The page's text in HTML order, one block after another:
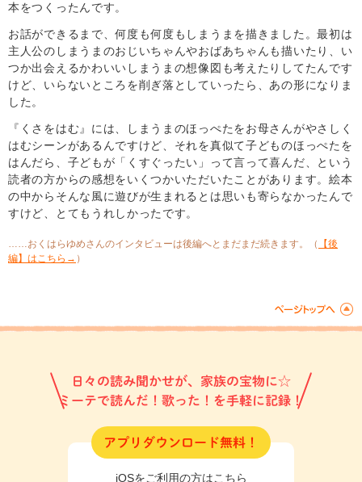
本をつくったんです。
お話ができるまで、何度も何度もしまうまを描きました。最初は
主人公のしまうまのおじいちゃんやおばあちゃんも描いたり、い
つか出会えるかわいいしまうまの想像図も考えたりしてたんです
けど、いらないところを削ぎ落としていったら、あの形になりま
した。
『くさをはむ』には、しまうまのほっぺたをお母さんがやさしく
はむシーンがあるんですけど、それを真似て子どものほっぺたを
はんだら、子どもが「くすぐったい」って言って喜んだ、という
読者の方からの感想をいくつかいただいたことがあります。絵本
の中からそんな風に遊びが生まれるとは思いも寄らなかったんで
すけど、とてもうれしかったです。
……おくはらゆめさんのインタビューは後編へとまだまだ続きます。（
【後
編】はこちら→ ）
日々の読み聞かせが、家族の宝物に☆
ミーテで読んだ！歌った！を手軽に記録！
アプリダウンロード無料！
iOSをご利用の方はこちら